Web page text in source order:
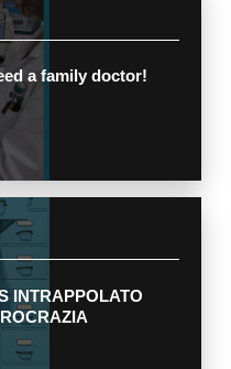
a family doctor!
INTRAPPOLATO